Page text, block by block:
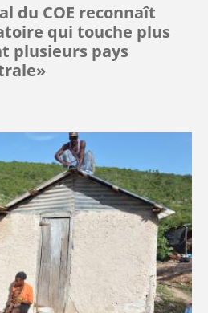
du COE reconnaît
qui touche plus
plusieurs pays